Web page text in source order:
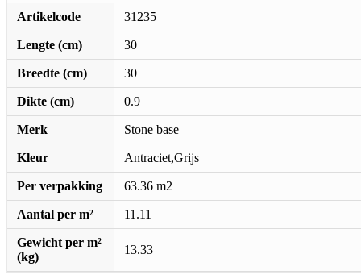
Artikelcode
31235
Lengte (cm) 30
Breedte (cm) 30
Dikte (cm) 0.9
Merk Stone base
Kleur Antraciet,Grijs
Per verpakking 63.36 m2
Aantal per m² 11.11
Gewicht per m²
(kg)
13.33